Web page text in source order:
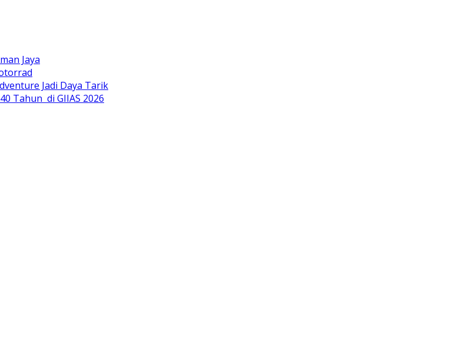
Jaya
Jadi Daya Tarik
Tahun di GIIAS 2026